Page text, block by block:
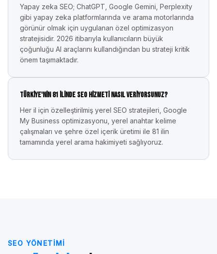
Yapay zeka SEO; ChatGPT, Google Gemini, Perplexity
gibi yapay zeka platformlarında ve arama motorlarında
görünür olmak için uygulanan özel optimizasyon
stratejisidir. 2026 itibarıyla kullanıcıların büyük
çoğunluğu AI araçlarını kullandığından bu strateji kritik
önem taşımaktadır.
Türkiye'nin 81 ilinde SEO hizmeti nasıl veriyorsunuz?
Her il için özelleştirilmiş yerel SEO stratejileri, Google
My Business optimizasyonu, yerel anahtar kelime
çalışmaları ve şehre özel içerik üretimi ile 81 ilin
tamamında yerel arama hakimiyeti sağlıyoruz.
SEO YÖNETIMI